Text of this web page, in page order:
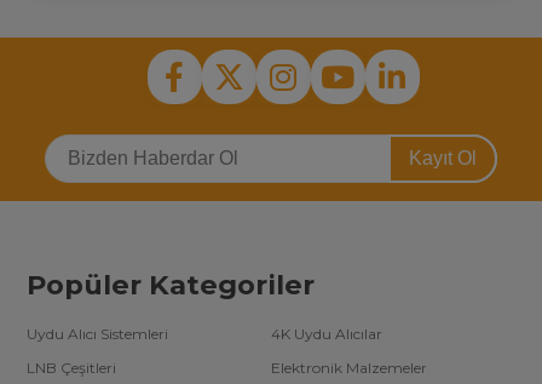
Kayıt Ol
Popüler Kategoriler
Uydu Alıcı Sistemleri
4K Uydu Alıcılar
LNB Çeşitleri
Elektronik Malzemeler